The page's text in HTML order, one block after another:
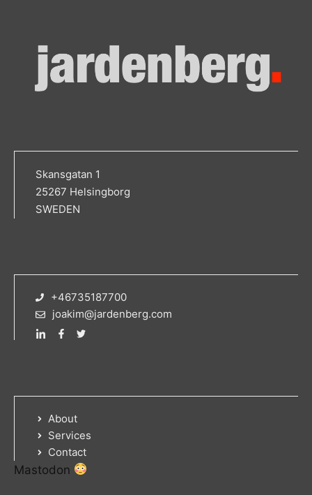
Skansgatan 1
25267 Helsingborg
SWEDEN
+46735187700
joakim@jardenberg.com
About
Services
Contact
Mastodon